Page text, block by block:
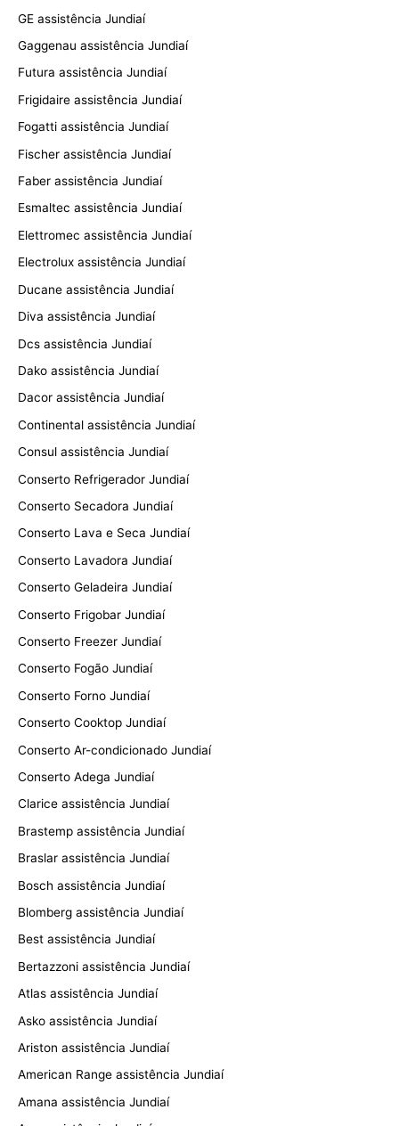
GE assistência Jundiaí
Gaggenau assistência Jundiaí
Futura assistência Jundiaí
Frigidaire assistência Jundiaí
Fogatti assistência Jundiaí
Fischer assistência Jundiaí
Faber assistência Jundiaí
Esmaltec assistência Jundiaí
Elettromec assistência Jundiaí
Electrolux assistência Jundiaí
Ducane assistência Jundiaí
Diva assistência Jundiaí
Dcs assistência Jundiaí
Dako assistência Jundiaí
Dacor assistência Jundiaí
Continental assistência Jundiaí
Consul assistência Jundiaí
Conserto Refrigerador Jundiaí
Conserto Secadora Jundiaí
Conserto Lava e Seca Jundiaí
Conserto Lavadora Jundiaí
Conserto Geladeira Jundiaí
Conserto Frigobar Jundiaí
Conserto Freezer Jundiaí
Conserto Fogão Jundiaí
Conserto Forno Jundiaí
Conserto Cooktop Jundiaí
Conserto Ar-condicionado Jundiaí
Conserto Adega Jundiaí
Clarice assistência Jundiaí
Brastemp assistência Jundiaí
Braslar assistência Jundiaí
Bosch assistência Jundiaí
Blomberg assistência Jundiaí
Best assistência Jundiaí
Bertazzoni assistência Jundiaí
Atlas assistência Jundiaí
Asko assistência Jundiaí
Ariston assistência Jundiaí
American Range assistência Jundiaí
Amana assistência Jundiaí